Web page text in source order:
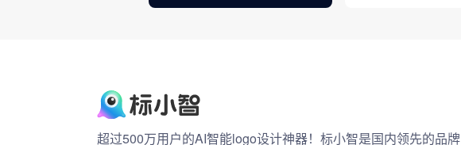
超过500万用户的AI智能logo设计神器！标小智是国内领先的品牌